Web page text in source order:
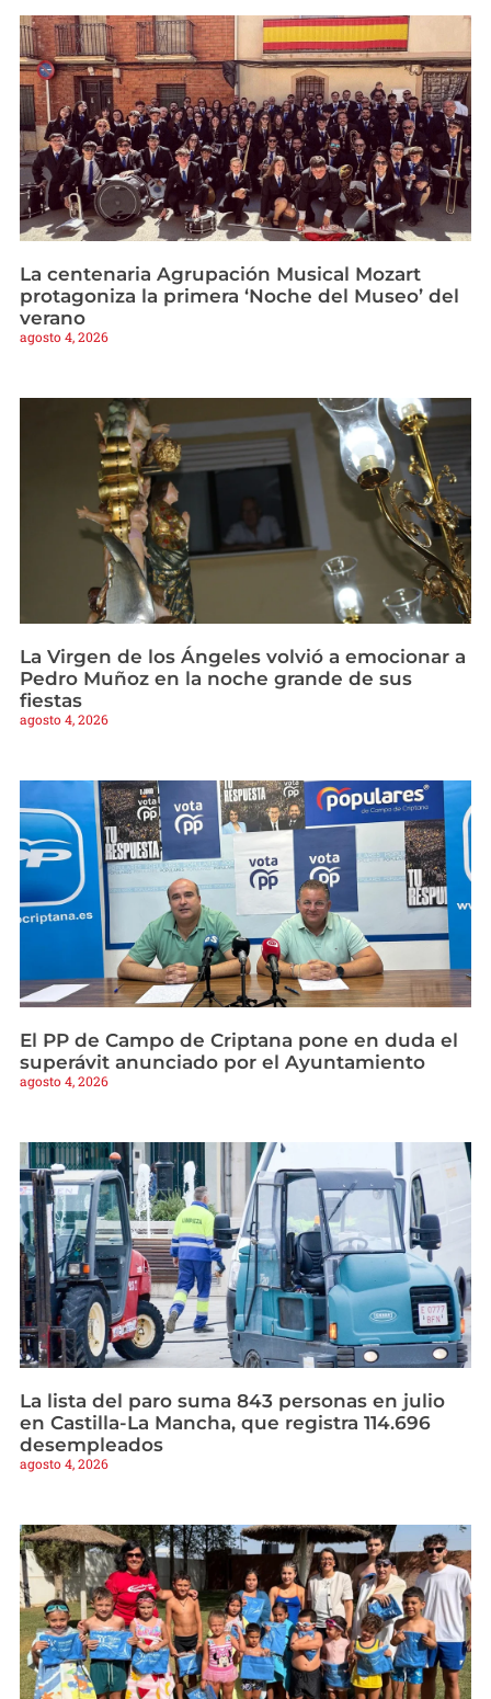
La centenaria Agrupación Musical Mozart
protagoniza la primera ‘Noche del Museo’ del
verano
agosto 4, 2026
La Virgen de los Ángeles volvió a emocionar a
Pedro Muñoz en la noche grande de sus
fiestas
agosto 4, 2026
El PP de Campo de Criptana pone en duda el
superávit anunciado por el Ayuntamiento
agosto 4, 2026
La lista del paro suma 843 personas en julio
en Castilla-La Mancha, que registra 114.696
desempleados
agosto 4, 2026